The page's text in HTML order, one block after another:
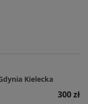
Kielecka
300 zł